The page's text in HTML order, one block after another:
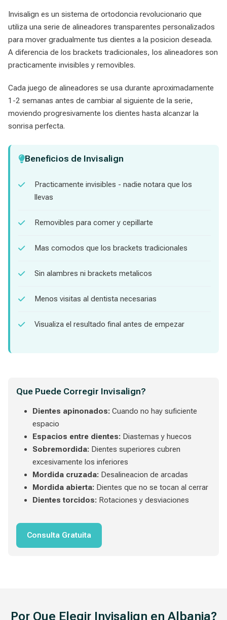
Invisalign es un sistema de ortodoncia revolucionario que
utiliza una serie de alineadores transparentes personalizados
para mover gradualmente tus dientes a la posicion deseada.
A diferencia de los brackets tradicionales, los alineadores son
practicamente invisibles y removibles.
Cada juego de alineadores se usa durante aproximadamente
1-2 semanas antes de cambiar al siguiente de la serie,
moviendo progresivamente los dientes hasta alcanzar la
sonrisa perfecta.
Beneficios de Invisalign
Practicamente invisibles - nadie notara que los
llevas
Removibles para comer y cepillarte
Mas comodos que los brackets tradicionales
Sin alambres ni brackets metalicos
Menos visitas al dentista necesarias
Visualiza el resultado final antes de empezar
Que Puede Corregir Invisalign?
Dientes apinonados: Cuando no hay suficiente
espacio
Espacios entre dientes: Diastemas y huecos
Sobremordida: Dientes superiores cubren
excesivamente los inferiores
Mordida cruzada: Desalineacion de arcadas
Mordida abierta: Dientes que no se tocan al cerrar
Dientes torcidos: Rotaciones y desviaciones
Consulta Gratuita
Por Que Elegir Invisalign en Albania?